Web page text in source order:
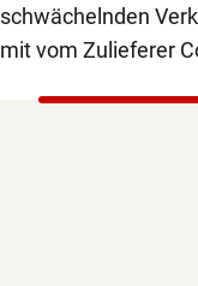
schwächelnden
mit vom Zulieferer